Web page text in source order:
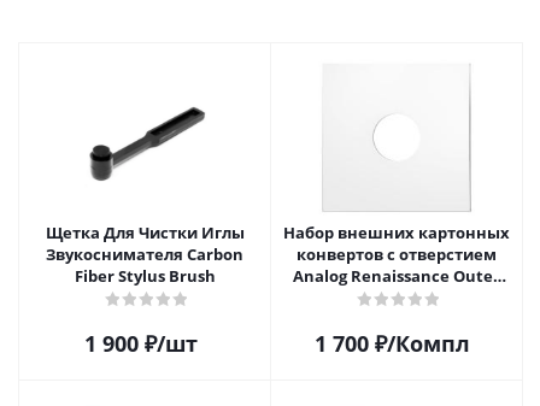
Щетка Для Чистки Иглы
Звукоснимателя Carbon
Fiber Stylus Brush
1 900₽/шт
Набор внешних картонных
конвертов с отверстием
Analog Renaissance Оuter
Carton Jacket, 10шт, AR-
1 700 ₽/Компл